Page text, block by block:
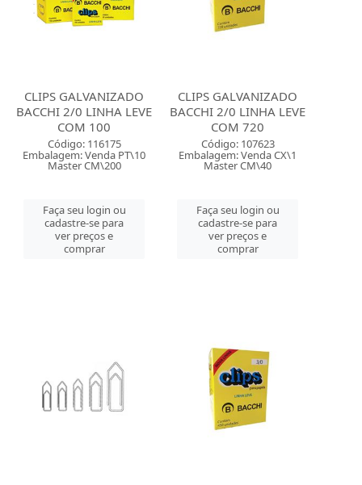
CLIPS GALVANIZADO
BACCHI 2/0 LINHA LEVE
COM 100
Código: 116175
Embalagem: Venda PT\10
Master CM\200
Faça seu login ou
cadastre-se para
ver preços e
comprar
CLIPS GALVANIZADO
BACCHI 2/0 LINHA LEVE
COM 720
Código: 107623
Embalagem: Venda CX\1
Master CM\40
Faça seu login ou
cadastre-se para
ver preços e
comprar